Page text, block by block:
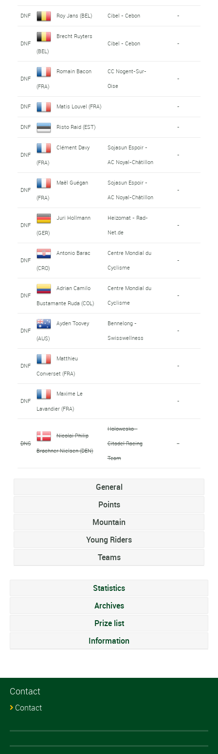
DNF Roy Jans (BEL) Cibel - Cebon -
DNF
Brecht Ruyters
(BEL)
Cibel - Cebon -
DNF
Romain Bacon
(FRA)
CC Nogent-Sur-
Oise
-
DNF Matis Louvel (FRA) -
DNF Risto Raid (EST) -
DNF
Clément Davy
(FRA)
Sojasun Espoir -
AC Noyal-Châtillon
-
DNF
Maël Guégan
(FRA)
Sojasun Espoir -
AC Noyal-Châtillon
-
DNF
Juri Hollmann
(GER)
Heizomat - Rad-
Net.de
-
DNF
Antonio Barac
(CRO)
Centre Mondial du
Cyclisme
-
DNF
Adrian Camilo
Bustamante Ruda (COL)
Centre Mondial du
Cyclisme
-
DNF
Ayden Toovey
(AUS)
Bennelong -
Swisswellness
-
DNF
Matthieu
Converset (FRA)
-
DNF
Maxime Le
Lavandier (FRA)
-
DNS
Nicolai Philip
Brøchner Nielsen (DEN)
Holowesko -
Citadel Racing
Team
-
General
Points
Mountain
Young Riders
Teams
Statistics
Archives
Prize list
Information
Contact
Contact